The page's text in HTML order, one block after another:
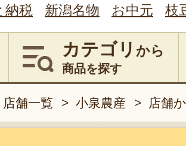
納税 新潟名物 お中元 枝
カテゴリ から
商品を探す
店舗一覧 > 小泉農産 > 店舗